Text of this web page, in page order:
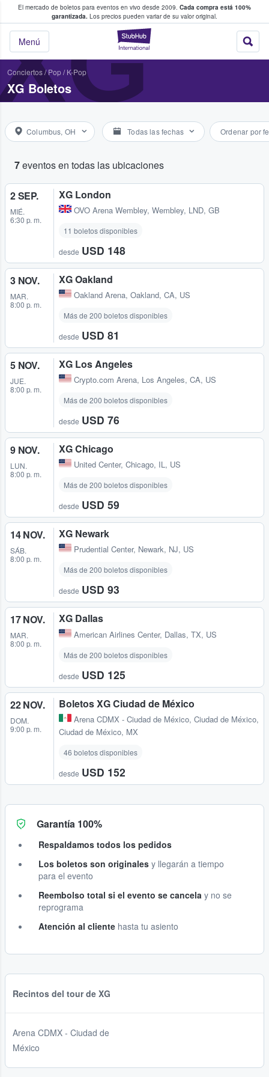
El mercado de boletos para eventos en vivo desde 2009. Cada compra está 100%
garantizada. Los precios pueden variar de su valor original.
StubHub: donde
Menú
fans compran y venden boletos
Conciertos/ Pop/ K-Pop
XG Boletos
Columbus, OH Todas las fechas Ordenar por
7eventos en todas las ubicaciones
2 SEP.
MIÉ.
6:30 p. m.
XG London
OVO Arena Wembley, Wembley, LND, GB
11 boletos disponibles
desde USD 148
3 NOV.
MAR.
8:00 p. m.
XG Oakland
Oakland Arena, Oakland, CA, US
Más de 200 boletos disponibles
desde USD 81
5 NOV.
JUE.
8:00 p. m.
XG Los Angeles
Crypto.com Arena, Los Angeles, CA, US
Más de 200 boletos disponibles
desde USD 76
9 NOV.
LUN.
8:00 p. m.
XG Chicago
United Center, Chicago, IL, US
Más de 200 boletos disponibles
desde USD 59
14 NOV.
SÁB.
8:00 p. m.
XG Newark
Prudential Center, Newark, NJ, US
Más de 200 boletos disponibles
desde USD 93
17 NOV.
MAR.
8:00 p. m.
XG Dallas
American Airlines Center, Dallas, TX, US
Más de 200 boletos disponibles
desde USD 125
22 NOV.
DOM.
9:00 p. m.
Boletos XG Ciudad de México
Arena CDMX - Ciudad de México, Ciudad de México,
Ciudad de México, MX
46 boletos disponibles
desde USD 152
Garantía 100%
Respaldamos todos los pedidos
Los boletos son originales y llegarán a tiempo
para el evento
Reembolso total si el evento se cancela y no se
reprograma
Atención al cliente hasta tu asiento
Recintos del tour de XG
Arena CDMX - Ciudad de
México